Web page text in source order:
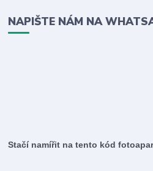
NAPIŠTE NÁM NA
Stačí namířit na tento kód